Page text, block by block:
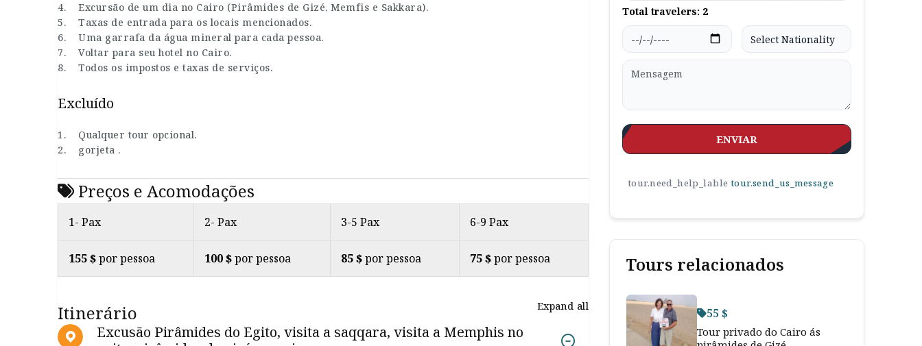
4. Excursão de um dia no Cairo (Pirâmides de Gizé, Memfis e Sakkara).
5. Taxas de entrada para os locais mencionados.
6. Uma garrafa da água mineral para cada pessoa.
7. Voltar para seu hotel no Cairo.
8. Todos os impostos e taxas de serviços.
Excluído
1. Qualquer tour opcional.
2. gorjeta .
Preços e Acomodações
1- Pax 2- Pax 3-5 Pax 6-9 Pax
155 $por pessoa 100 $por pessoa 85 $por pessoa 75 $por pessoa
Itinerário Expand all
Excusão Pirâmides do Egito, visita a saqqara, visita a Memphis no
Total travelers: 2
ENVIAR
tour.need_help_lable tour.send_us_message
Tours relacionados
55 $
Tour privado do Cairo ás